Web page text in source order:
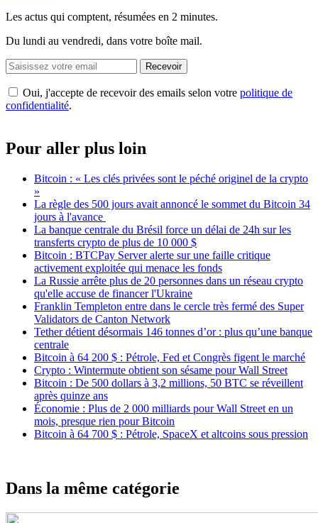
Les actus qui comptent, résumées en 2 minutes.
Du lundi au vendredi, dans votre boîte mail.
Recevoir
Oui, j'accepte de recevoir des emails selon votre politique de
confidentialité.
Pour aller plus loin
Bitcoin : « Les clés privées sont le péché originel de la crypto
»
La règle des 500 jours avait annoncé le sommet du Bitcoin 34
jours à l'avance
La banque centrale du Brésil force un délai de 24h sur les
transferts crypto de plus de 10 000 $
Bitcoin : BTCPay Server alerte sur une faille critique
activement exploitée qui menace les fonds
La Russie arrête plus de 20 personnes dans un réseau crypto
qu'elle accuse de financer l'Ukraine
Franklin Templeton entre dans le cercle très fermé des Super
Validators de Canton Network
Tether détient désormais 146 tonnes d’or : plus qu’une banque
centrale
Bitcoin à 64 200 $ : Pétrole, Fed et Congrès figent le marché
Crypto : Wintermute obtient son sésame pour Wall Street
Bitcoin : De 500 dollars à 3,2 millions, 50 BTC se réveillent
après quinze ans
Économie : Plus de 2 000 milliards pour Wall Street en un
mois, presque rien pour Bitcoin
Bitcoin à 64 700 $ : Pétrole, SpaceX et altcoins sous pression
Dans la même catégorie